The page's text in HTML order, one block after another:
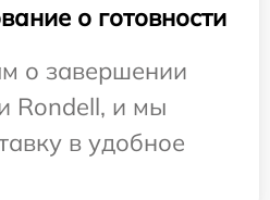
о готовности
о завершении
Rondell, и мы
в удобное